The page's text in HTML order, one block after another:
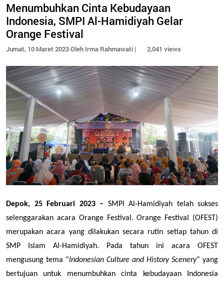
Menumbuhkan Cinta Kebudayaan
Indonesia, SMPI Al-Hamidiyah Gelar
Orange Festival
Jumat, 10 Maret 2023 Oleh Irma Rahmawati | 2,041 views
Depok, 25 Februari 2023 – SMPI Al-Hamidiyah telah sukses
selenggarakan acara Orange Festival. Orange Festival (OFEST)
merupakan acara yang dilakukan secara rutin setiap tahun di
SMP Islam Al-Hamidiyah. Pada tahun ini acara OFEST
mengusung tema “Indonesian Culture and History Scenery” yang
bertujuan untuk menumbuhkan cinta kebudayaan Indonesia